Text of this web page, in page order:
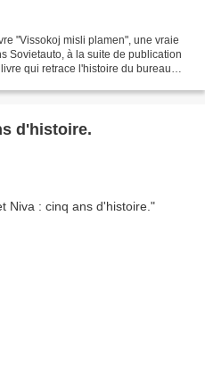
"Vissokoj misli plamen", une vraie
Sovietauto, à la suite de publication
qui retrace l'histoire du bureau
d'histoire.